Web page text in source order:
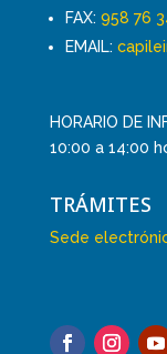
FAX: 958 76
EMAIL:
HORARIO DE
10:00 a 14:00
TRÁMITES
Sede